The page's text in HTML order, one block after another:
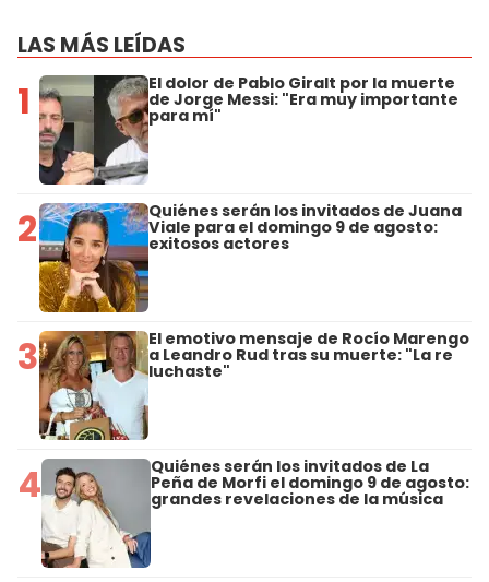
LAS MÁS LEÍDAS
1 El dolor de Pablo Giralt por la muerte
de Jorge Messi: "Era muy importante
para mí"
2 Quiénes serán los invitados de Juana
Viale para el domingo 9 de agosto:
exitosos actores
3 El emotivo mensaje de Rocío Marengo
a Leandro Rud tras su muerte: "La re
luchaste"
4 Quiénes serán los invitados de La
Peña de Morfi el domingo 9 de agosto:
grandes revelaciones de la música